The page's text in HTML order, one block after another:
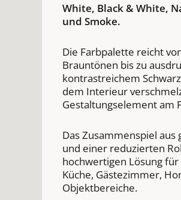
White, Black & White,
und Smoke.
Die Farbpalette reicht
Brauntönen bis zu
kontrastreichem
dem Interieur
Gestaltungselement am
Das Zusammenspiel
und einer reduzierten
hochwertigen Lösung
Küche, Gästezimmer,
Objektbereiche.